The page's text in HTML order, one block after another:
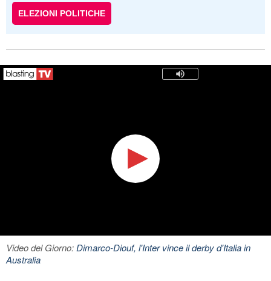
ELEZIONI POLITICHE
Video del Giorno:Dimarco-Diouf, l'Inter vince il derby d'Italia in
Australia